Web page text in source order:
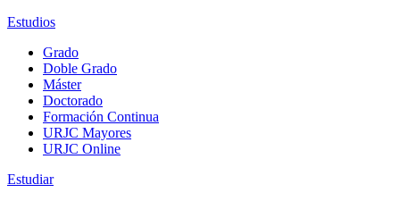
Estudios
Grado
Doble Grado
Máster
Doctorado
Formación Continua
URJC Mayores
URJC Online
Estudiar